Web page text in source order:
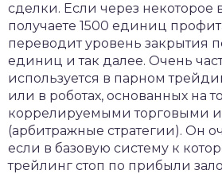
сделки. Если через некоторое
получаете 1500 единиц
переводит уровень закрытия
единиц и так далее. Очень
используется в парном
или в роботах, основанных на
коррелируемыми торговыми
(арбитражные стратегии). Он
если в базовую систему к
трейлинг стоп по прибыли